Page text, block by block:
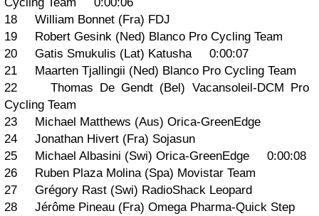
18 William Bonnet (Fra) FDJ
19 Robert Gesink (Ned) Blanco Pro Cycling Team
20 Gatis Smukulis (Lat) Katusha 0:00:07
21 Maarten Tjallingii (Ned) Blanco Pro Cycling Team
22 Thomas De Gendt (Bel) Vacansoleil-DCM Pro
Cycling Team
23 Michael Matthews (Aus) Orica-GreenEdge
24 Jonathan Hivert (Fra) Sojasun
25 Michael Albasini (Swi) Orica-GreenEdge 0:00:08
26 Ruben Plaza Molina (Spa) Movistar Team
27 Grégory Rast (Swi) RadioShack Leopard
28 Jérôme Pineau (Fra) Omega Pharma-Quick Step